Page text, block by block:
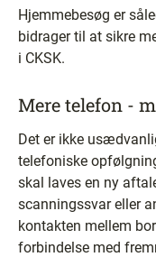
Hjemmebesøg er
bidrager til at sikre
i CKSK.
Mere telefon -
Det er ikke
telefoniske
skal laves en ny
scanningssvar eller
kontakten mellem
forbindelse med